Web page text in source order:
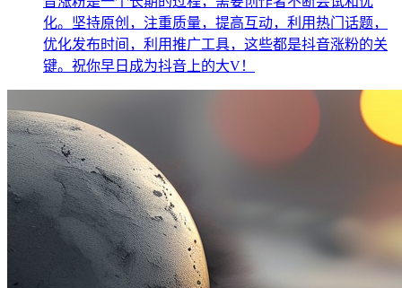
化。坚持原创，注重质量，提高互动，利用热门话题，
优化发布时间，利用推广工具，这些都是抖音涨粉的关
键。祝你早日成为抖音上的大V！